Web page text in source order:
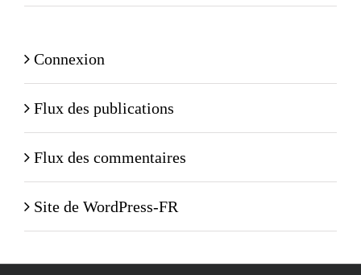
Connexion
Flux des publications
Flux des commentaires
Site de WordPress-FR